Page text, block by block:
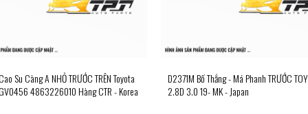
dòng dây đai răng, dây curoa cam. Chúng tôi tin
quý khách hàng mong muốn kinh doanh các
Su Càng A NHỎ TRƯỚC TRÊN Toyota
4863226010 Hàng CTR - Korea
D2371M Bố Thắng - Má Phanh TRƯỚC
2.8D 3.0 19- MK - Japan